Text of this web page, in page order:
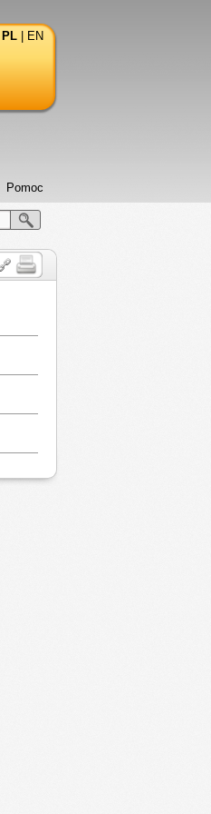
PL EN
Pomoc